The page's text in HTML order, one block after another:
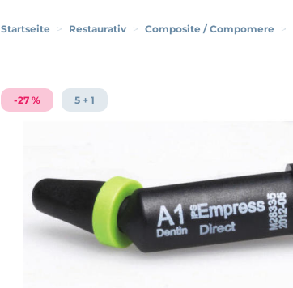
Startseite > Restaurativ > Composite / Compomere >
-27 % 5 + 1